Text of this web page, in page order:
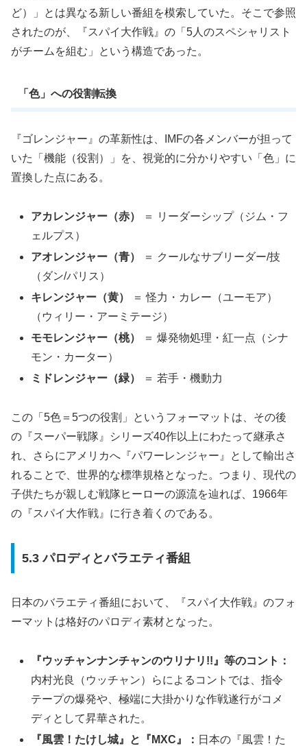
ど）」とは異なる新しい番組を模索していた。そこで参照
されたのが、『スパイ大作戦』の「5人のスペシャリスト
がチームを組む」という構造であった。
「色」への役割転換
『ゴレンジャー』の革新性は、IMFの各メンバーが担って
いた「機能（役割）」を、視覚的に分かりやすい「色」に
置換した点にある。
アカレンジャー（赤）
＝ リーダーシップ（ジム・フ
ェルプス）
アオレンジャー（青）
＝ クールなサブリーダー/技
（ダン/パリス）
キレンジャー（黄）
＝ 怪力・カレー（ユーモア）
（ウィリー・アーミテージ）
モモレンジャー（桃）
＝ 爆発物処理・紅一点（シナ
モン・カーター）
ミドレンジャー（緑）
＝ 若手・機動力
この「5色＝5つの役割」というフォーマットは、その後
の『スーパー戦隊』シリーズ40作以上にわたって継承さ
れ、さらにアメリカへ『パワーレンジャー』として輸出さ
れることで、世界的な標準規格となった。つまり、現代の
子供たちが親しむ戦隊ヒーローの源流を辿れば、1966年
の『スパイ大作戦』に行き着くのである。
5.3 パロディとバラエティ番組
日本のバラエティ番組において、『スパイ大作戦』のフォ
ーマットは格好のパロディ素材となった。
『ウッチャンナンチャンのウリナリ!!』等のコント：
内村光良（ウッチャン）らによるコントでは、指令
テープの爆発や、極端に大掛かりな作戦遂行がコメ
ディとして昇華された。
『風雲！たけし城』と『MXC』： 日本の『風雲！た